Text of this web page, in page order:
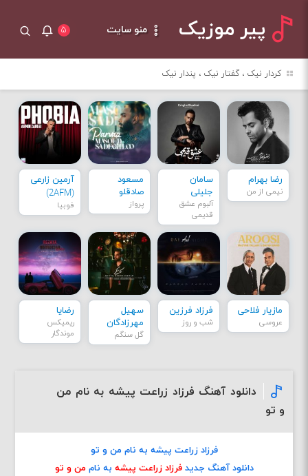
پیر موزیک منو سایت ۵
کردار نیک ، گفتار نیک ، پندار نیک
رضا بهرام
نیمی از من
سامان
جلیلی
آلبوم عشق
قدیمی
مسعود
صادقلو
پرواز
آرمین زارعی
(2AFM)
فوبیا
مازیار فلاحی
عروسی
فرزاد فرزین
شب و روز
سهیل
مهرزادگان
گل سنگم
رضایا
ریمیکس
موندگار
دانلود آهنگ فرزاد زراعت پیشه به نام من
و تو
فرزاد زراعت پیشه به نام من و تو
دانلود آهنگ جدید فرزاد زراعت پیشه به ناممن و تو